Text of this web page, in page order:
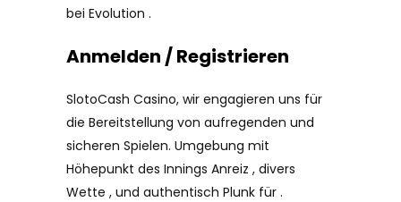
bei Evolution .
Anmelden / Registrieren
SlotoCash Casino, wir engagieren uns für
die Bereitstellung von aufregenden und
sicheren Spielen. Umgebung mit
Höhepunkt des Innings Anreiz , divers
Wette , und authentisch Plunk für .